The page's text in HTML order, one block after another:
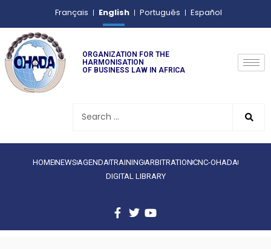
Français English Português Español
ORGANIZATION FOR THE
HARMONISATION
OF BUSINESS LAW IN AFRICA
HOMENEWS AGENDATRAINING ARBITRATIONCNC-OHADA
DIGITAL LIBRARY